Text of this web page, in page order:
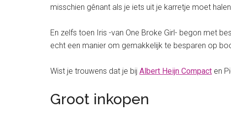
misschien gênant als je iets uit je karretje moet
En zelfs toen Iris -van One Broke Girl- begon met
echt een manier om gemakkelijk te besparen op
Wist je trouwens dat je bij Albert Heijn Compact en
Groot inkopen